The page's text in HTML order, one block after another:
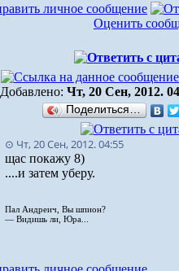
Оценить
Добавлено: Чт, 20 Сен, 2012.
Поделиться…
⊙ Чт, 20 Сен, 2012. 04:55
щас покажу 8)
....и затем уберу.
Пал Андреич, Вы шпион?
— Видишь ли, Юра...